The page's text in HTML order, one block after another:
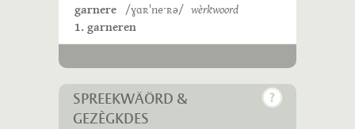
garnere /ɣɑʀˈneˑʀə/ wèrkwoord
1. garneren
SPREEKWÄÖRD &
GEZÈGKDES